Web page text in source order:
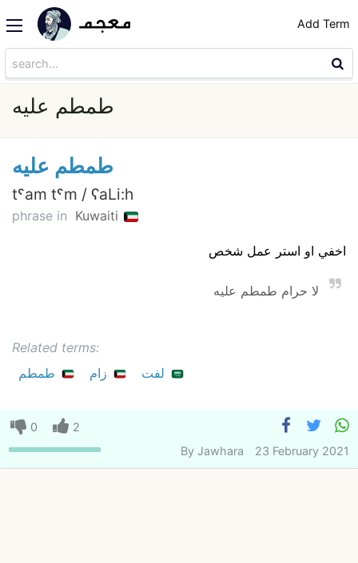
Add Term
طمطم عليه
طمطم عليه
tˤam tˤm / ʕaLi:h
phrase in Kuwaiti
اخفي او استر عمل شخص
لا حرام طمطم عليه
Related terms:
طمطم
زام لفت
0
2
By Jawhara 23 February 2021